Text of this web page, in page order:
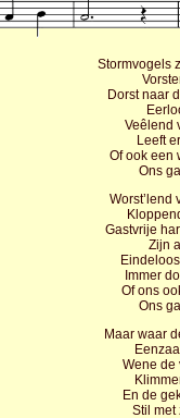
Stormvogels
Dorst naar
Veêlend
Leeft
Of ook een
Ons
Worst’lend
Gastvrije
Zijn
Immer
Of ons
Ons
Maar waar
Wene de
En de
Stil met